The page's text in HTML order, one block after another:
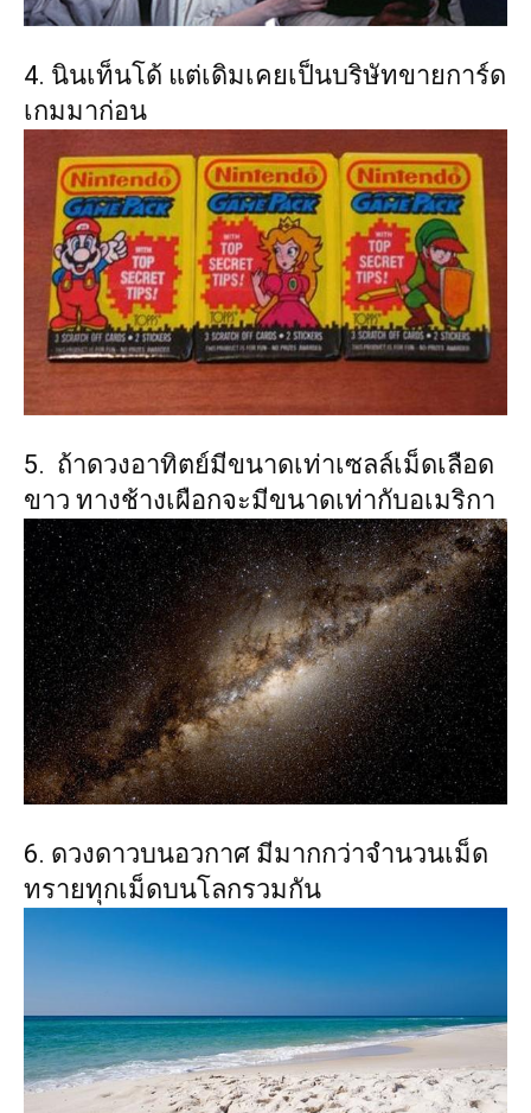
4. นินเท็นโด้ แต่เดิมเคยเป็นบริษัทขายการ์ด
เกมมาก่อน
5. ถ้าดวงอาทิตย์มีขนาดเท่าเซลล์เม็ดเลือด
ขาว ทางช้างเผือกจะมีขนาดเท่ากับอเมริกา
6. ดวงดาวบนอวกาศ มีมากกว่าจำนวนเม็ด
ทรายทุกเม็ดบนโลกรวมกัน